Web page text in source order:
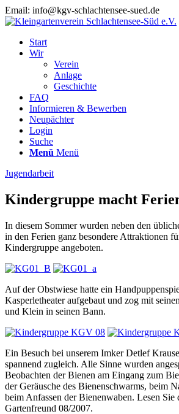
Email: info@kgv-schlachtensee-sued.de
Start
Wir
Verein
Anlage
Geschichte
FAQ
Informieren & Bewerben
Neupächter
Login
Suche
Menü Menü
Jugendarbeit
Kindergruppe macht
In diesem Sommer wurden neben den
in den Ferien ganz besondere Attraktionen
Kindergruppe angeboten.
Auf der Obstwiese hatte ein
Kasperletheater aufgebaut und zog mit
und Klein in seinen Bann.
Ein Besuch bei unserem Imker Detlef
spannend zugleich. Alle Sinne wurden
Beobachten der Bienen am Eingang zum
der Geräusche des Bienenschwarms, beim
beim Anfassen der Bienenwaben. Lesen
Gartenfreund 08/2007.